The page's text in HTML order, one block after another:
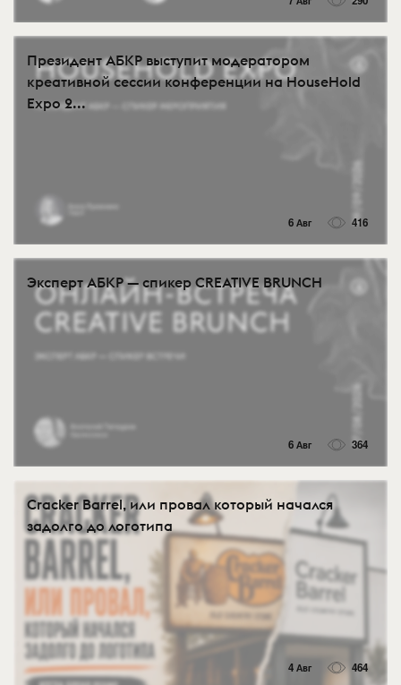
Президент АБКР выступит модератором
креативной сессии конференции на HouseHold
Expo 2...
6 Авг 416
Эксперт АБКР — спикер CREATIVE BRUNCH
6 Авг 364
Cracker Barrel, или провал который начался
задолго до логотипа
4 Авг 464